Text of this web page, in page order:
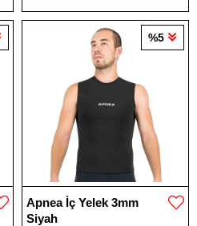
Apnea İç Yelek 3mm
Siyah
%5